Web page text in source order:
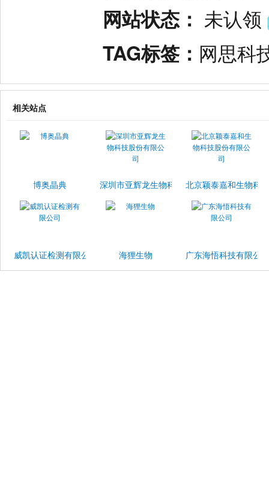
网站状态： 未认领
TAG标签： 网思科
相关站点
博奥晶典 深圳市亚辉龙生物科技股份有限公司
北京颖泰嘉和生物科
威凯认证检测有限公司 海狸生物 广东海悟科技有限公司